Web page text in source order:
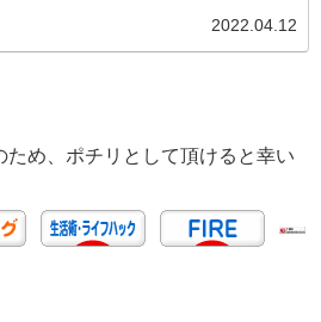
2022.04.12
ため、ポチリとして頂けると幸い